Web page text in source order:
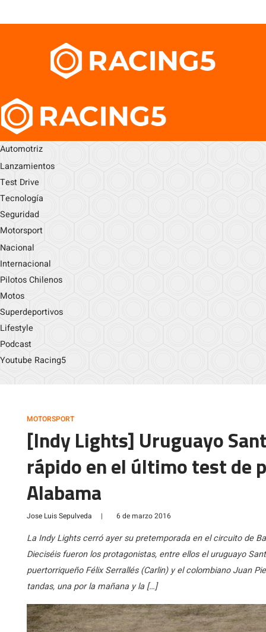
Automotriz
Lanzamientos
Test Drive
Tecnología
Seguridad
Motorsport
Nacional
Internacional
Pilotos Chilenos
Motos
Superdeportivos
Lifestyle
Podcast
Youtube Racing5
MOTORSPORT
[Indy Lights] Uruguayo
rápido en el último test de
Alabama
Jose Luis Sepulveda | 6 de marzo 2016
La Indy Lights cerró ayer su pretemporada en el circuito de
Dieciséis fueron los protagonistas, entre ellos el uruguayo
puertorriqueño Félix Serrallés (Carlin) y el colombiano Juan
tandas, una por la mañana y la […]